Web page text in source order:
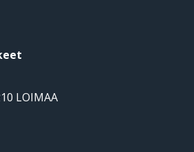
LOIMAA